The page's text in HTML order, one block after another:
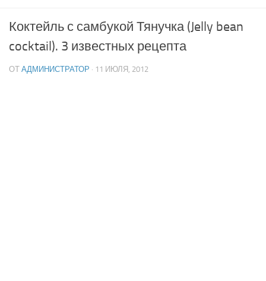
Коктейль с самбукой Тянучка (Jelly bean
cocktail). 3 известных рецепта
ОТ АДМИНИСТРАТОР · 11 ИЮЛЯ, 2012